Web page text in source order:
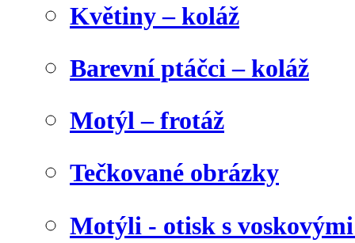
Květiny – koláž
Barevní ptáčci – koláž
Motýl – frotáž
Tečkované obrázky
Motýli - otisk s